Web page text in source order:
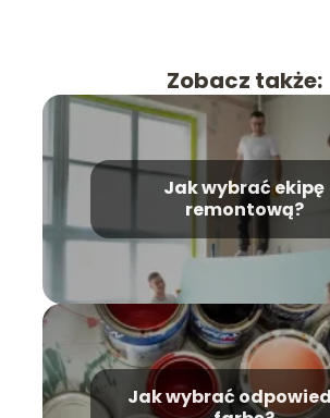
Zobacz także:
Jak wybrać ekipę
remontową?
Jak wybrać